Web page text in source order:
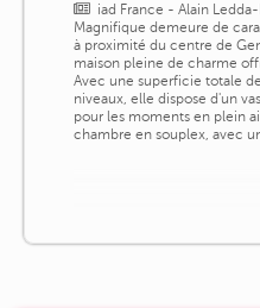
iad France - Alain
Magnifique demeure de
à proximité du centre de
maison pleine de charme
Avec une superficie totale
niveaux, elle dispose d'un
pour les moments en plein
chambre en souplex, avec